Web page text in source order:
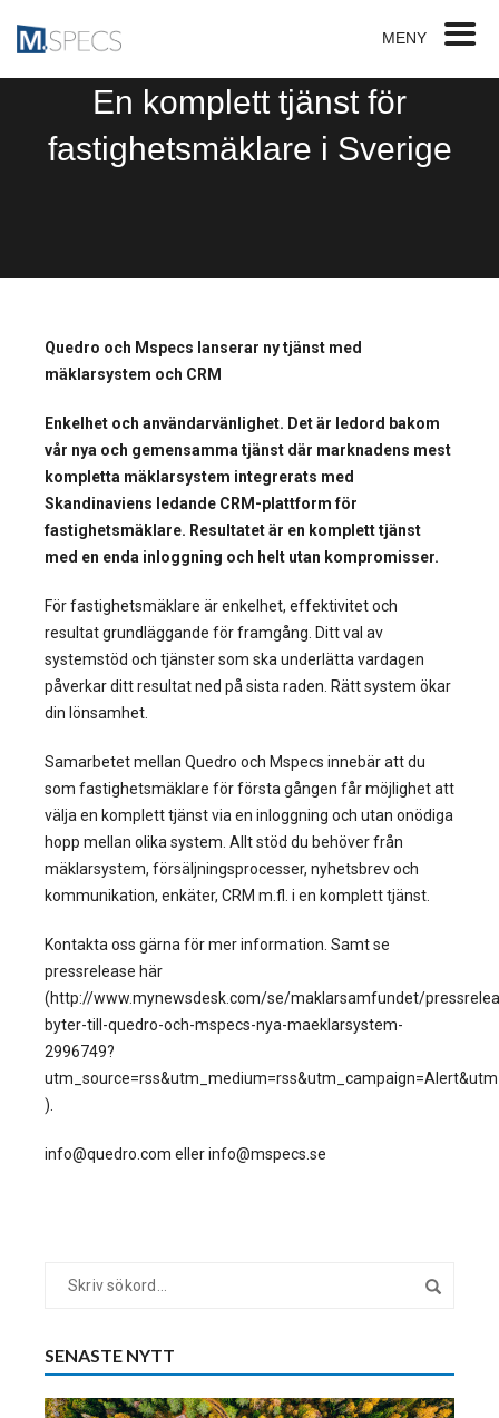
En komplett tjänst för
fastighetsmäklare i Sverige
Quedro och Mspecs lanserar ny tjänst med
mäklarsystem och CRM
Enkelhet och användarvänlighet. Det är ledord bakom
vår nya och gemensamma tjänst där marknadens mest
kompletta mäklarsystem integrerats med
Skandinaviens ledande CRM-plattform för
fastighetsmäklare. Resultatet är en komplett tjänst
med en enda inloggning och helt utan kompromisser.
För fastighetsmäklare är enkelhet, effektivitet och
resultat grundläggande för framgång. Ditt val av
systemstöd och tjänster som ska underlätta vardagen
påverkar ditt resultat ned på sista raden. Rätt system ökar
din lönsamhet.
Samarbetet mellan Quedro och Mspecs innebär att du
som fastighetsmäklare för första gången får möjlighet att
välja en komplett tjänst via en inloggning och utan onödiga
hopp mellan olika system. Allt stöd du behöver från
mäklarsystem, försäljningsprocesser, nyhetsbrev och
kommunikation, enkäter, CRM m.fl. i en komplett tjänst.
Kontakta oss gärna för mer information. Samt se
pressrelease här
(http://www.mynewsdesk.com/se/maklarsamfundet/
byter-till-quedro-och-mspecs-nya-maeklarsystem-
2996749?
).
info@quedro.com ellerinfo@mspecs.se
SENASTE NYTT
MENY